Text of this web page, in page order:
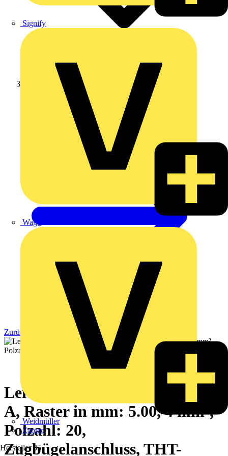
Signify
Wago
Weidmüller
Zaptec
Hersteller 35
Zurück zu Produkte
Leiterplattenklemme, 250 V, 15
A, Raster in mm: 5.00, 4 mm²,
Polzahl: 20,
Zugbügelanschluss, THT-